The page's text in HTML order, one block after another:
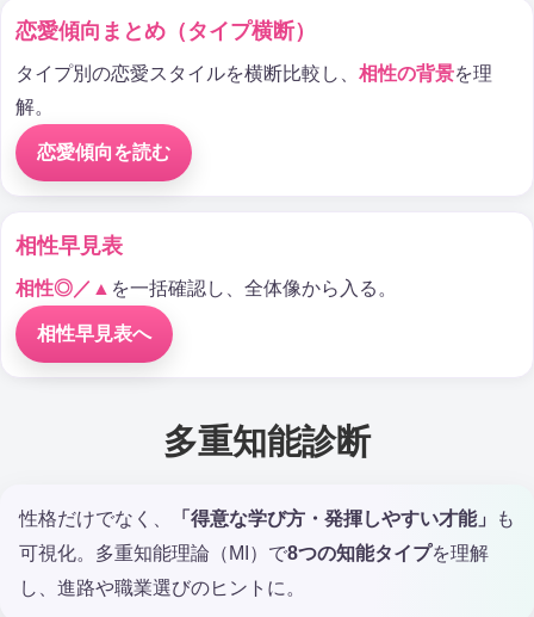
恋愛傾向まとめ（タイプ横断）
タイプ別の恋愛スタイルを横断比較し、 相性の背景を理
解。
恋愛傾向を読む
相性早見表
相性◎／▲ を一括確認し、全体像から入る。
相性早見表へ
多重知能診断
性格だけでなく、 「得意な学び方・発揮しやすい才能」
も
可視化。多重知能理論（MI）で8つの知能タイプを理解
し、進路や職業選びのヒントに。